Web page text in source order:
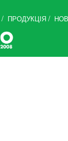
/ ПРОДУКЦІЯ /